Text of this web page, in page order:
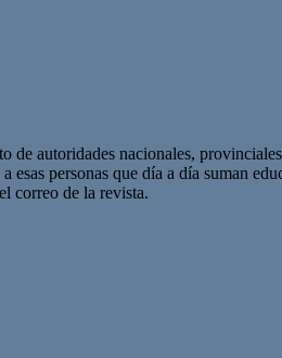
de autoridades nacionales,
personas que día a día suman
correo de la revista.